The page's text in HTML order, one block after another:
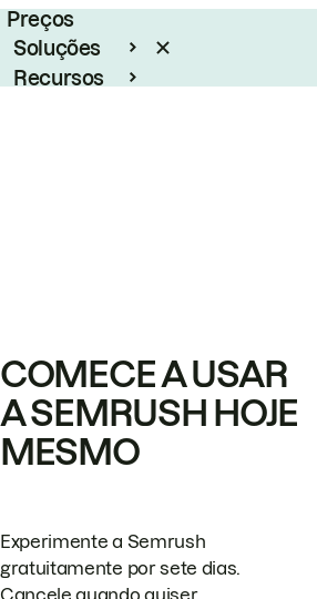
Preços
Soluções
Recursos
COMECE A USAR
A SEMRUSH HOJE
MESMO
Experimente a Semrush
gratuitamente por sete dias.
Cancele quando quiser.